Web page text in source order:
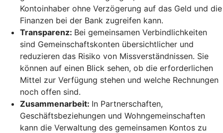
Kontoinhaber ohne Verzögerung auf das Geld und die
Finanzen bei der Bank zugreifen kann.
Transparenz: Bei gemeinsamen Verbindlichkeiten
sind Gemeinschaftskonten übersichtlicher und
reduzieren das Risiko von Missverständnissen. Sie
können auf einen Blick sehen, ob die erforderlichen
Mittel zur Verfügung stehen und welche Rechnungen
noch offen sind.
Zusammenarbeit: In Partnerschaften,
Geschäftsbeziehungen und Wohngemeinschaften
kann die Verwaltung des gemeinsamen Kontos zu